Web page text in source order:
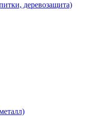
деревозащита)